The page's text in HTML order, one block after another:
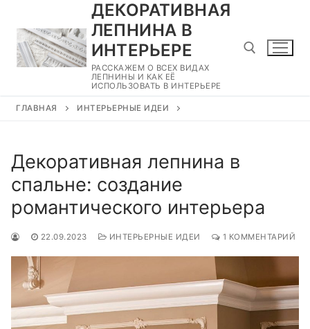
содержимому
ДЕКОРАТИВНАЯ
ЛЕПНИНА В
ИНТЕРЬЕРЕ
РАССКАЖЕМ О ВСЕХ ВИДАХ
ЛЕПНИНЫ И КАК ЕЁ
ИСПОЛЬЗОВАТЬ В ИНТЕРЬЕРЕ
ГЛАВНАЯ ИНТЕРЬЕРНЫЕ ИДЕИ
Декоративная лепнина в
спальне: создание
романтического интерьера
22.09.2023 ИНТЕРЬЕРНЫЕ ИДЕИ 1 КОММЕНТАРИЙ